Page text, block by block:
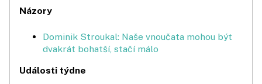
Názory
Dominik Stroukal: Naše vnoučata mohou být
dvakrát bohatší, stačí málo
Události týdne